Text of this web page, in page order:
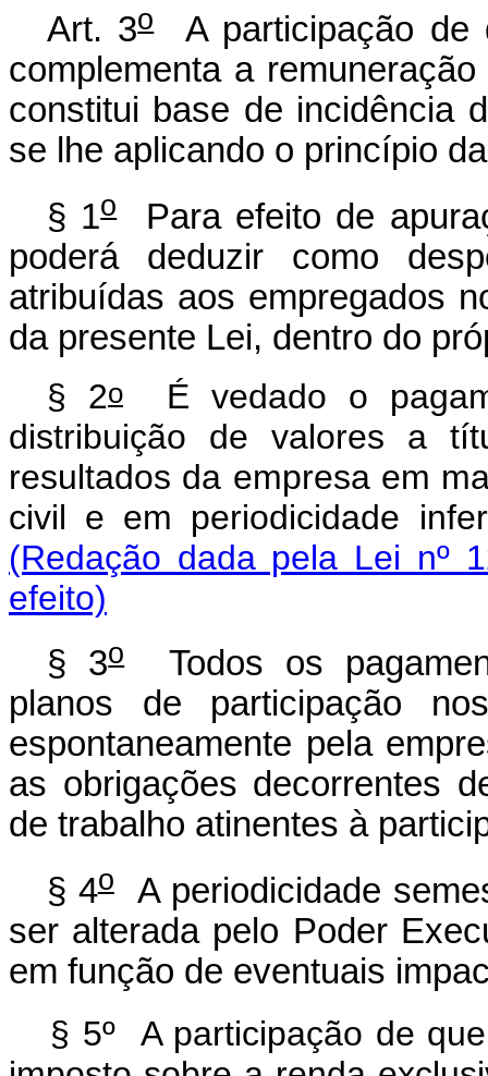
Art. 3oA participação de
complementa a
constitui base de incidência
se lhe aplicando o princípio
§ 1oPara efeito de
poderá deduzir como
atribuídas aos empregados
da presente Lei, dentro do
§ 2o É vedado o
distribuição de valores a
resultados da empresa em
civil e em periodicidade
(Redação dada pela Lei nº
efeito)
§ 3oTodos os
planos de participação
espontaneamente pela
as obrigações decorrentes
de trabalho atinentes à
§ 4oA periodicidade
ser alterada pelo Poder
em função de eventuais
§ 5º A participação de